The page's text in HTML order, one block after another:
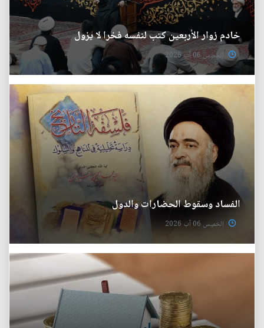
خادم زوار الأربعين كتب لنفسه فخرا لا يزول
الخميس 06 آب 2026
الفساد وسقوط الحضارات والدول
الخميس 06 آب 2026